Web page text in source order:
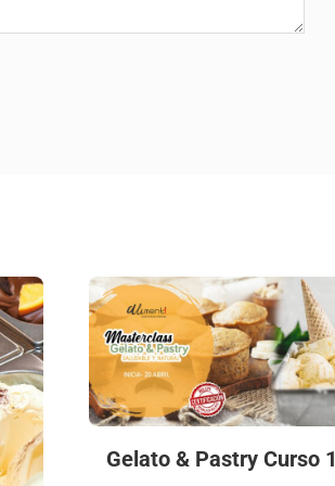
Gelato & Pastry Curso 1